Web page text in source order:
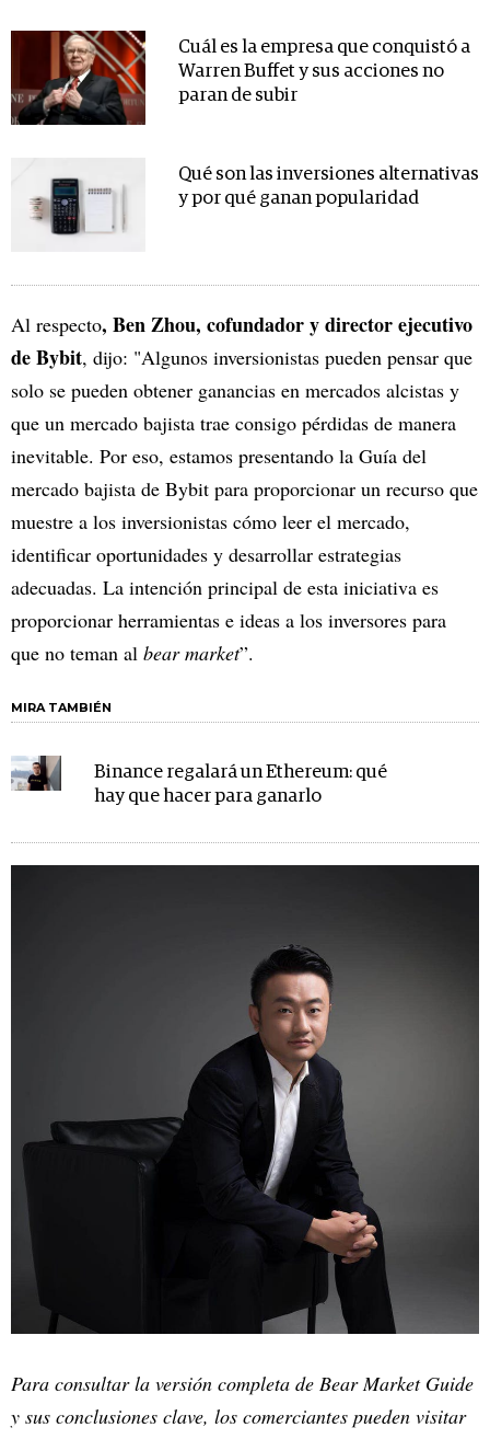
Cuál es la empresa que conquistó a
Warren Buffet y sus acciones no
paran de subir
Qué son las inversiones alternativas
y por qué ganan popularidad
Al respecto, Ben Zhou, cofundador y director ejecutivo
de Bybit, dijo: "Algunos inversionistas pueden pensar que
solo se pueden obtener ganancias en mercados alcistas y
que un mercado bajista trae consigo pérdidas de manera
inevitable. Por eso, estamos presentando la Guía del
mercado bajista de Bybit para proporcionar un recurso que
muestre a los inversionistas cómo leer el mercado,
identificar oportunidades y desarrollar estrategias
adecuadas. La intención principal de esta iniciativa es
proporcionar herramientas e ideas a los inversores para
que no teman al bear market”.
MIRA TAMBIÉN
Binance regalará un Ethereum: qué
hay que hacer para ganarlo
Para consultar la versión completa de Bear Market Guide
y sus conclusiones clave, los comerciantes pueden visitar